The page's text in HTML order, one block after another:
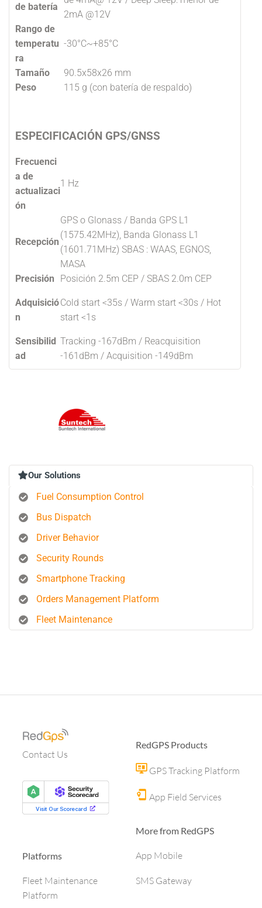
de batería
2mA @12V
Rango de
temperatu
ra
-30°C~+85°C
Tamaño
90.5x58x26 mm
Peso
115 g (con batería de respaldo)
ESPECIFICACIÓN GPS/GNSS
Frecuenci
a de
actualizaci
ón
1 Hz
Recepción
GPS o Glonass / Banda GPS L1
(1575.42MHz), Banda Glonass L1
(1601.71MHz) SBAS : WAAS, EGNOS,
MASA
Precisión
Posición 2.5m CEP / SBAS 2.0m CEP
Adquisició
n
Cold start <35s / Warm start <30s / Hot
start <1s
Sensibilid
ad
Tracking -167dBm / Reacquisition
-161dBm / Acquisition -149dBm
Our Solutions
Fuel Consumption Control
Bus Dispatch
Driver Behavior
Security Rounds
Smartphone Tracking
Orders Management Platform
Fleet Maintenance
Contact Us
Platforms
Fleet Maintenance
Platform
RedGPS Products
GPS Tracking Platform
App Field Services
More from RedGPS
App Mobile
SMS Gateway